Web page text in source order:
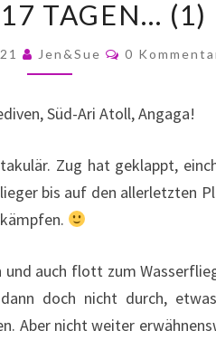
TAGEN… (1)
Jen&Sue 0
Süd-Ari Atoll, Angaga!
Zug hat geklappt,
bis auf den allerletzten
auch flott zum
doch nicht durch,
Aber nicht weiter